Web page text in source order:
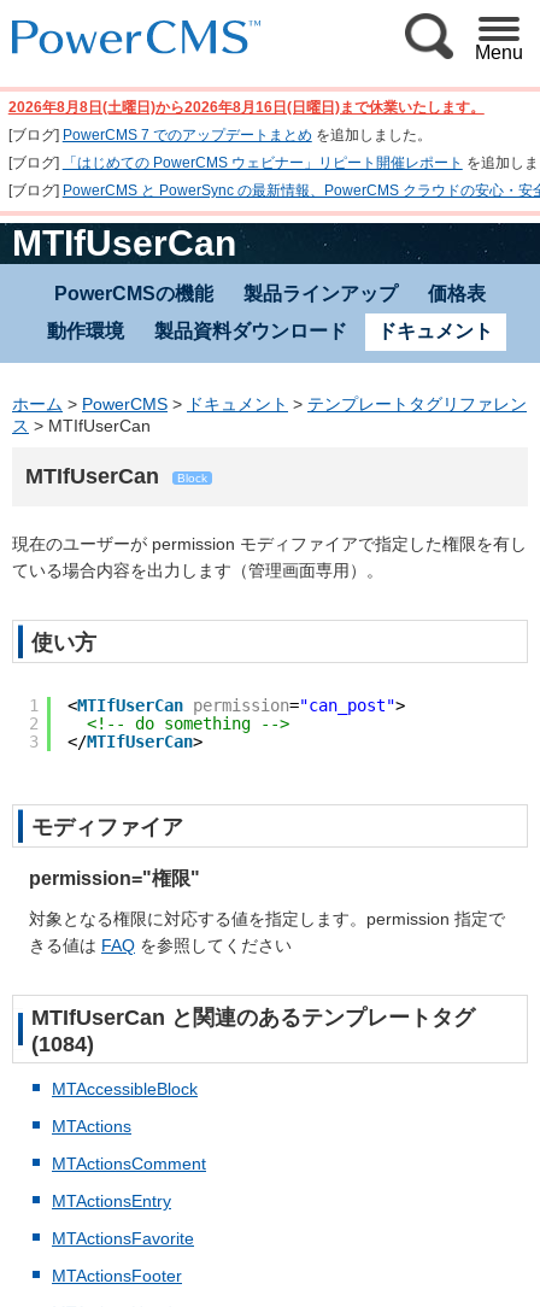
Menu
2026年8月8日(土曜日)から2026年8月16日(日曜日)まで休業いたします。
[ブログ] PowerCMS 7 でのアップデートまとめ を追加しました。
[ブログ]
「はじめての PowerCMS ウェビナー」リピート開催レポート を追加し
[ブログ] PowerCMS と PowerSync の最新情報、PowerCMS クラウドの安心・
MTIfUserCan
PowerCMSの機能 製品ラインアップ
価格表
動作環境
製品資料ダウンロード ドキュメント
ホーム > PowerCMS > ドキュメント > テンプレートタグリファレン
ス > MTIfUserCan
MTIfUserCan Block
現在のユーザーが permission モディファイアで指定した権限を有し
ている場合内容を出力します（管理画面専用）。
使い方
1
2
3
<MTIfUserCan permission="can_post">
<!-- do something -->
</MTIfUserCan>
モディファイア
permission="権限"
対象となる権限に対応する値を指定します。permission 指定で
きる値は FAQ を参照してください
MTIfUserCan と関連のあるテンプレートタグ
(1084)
MTAccessibleBlock
MTActions
MTActionsComment
MTActionsEntry
MTActionsFavorite
MTActionsFooter